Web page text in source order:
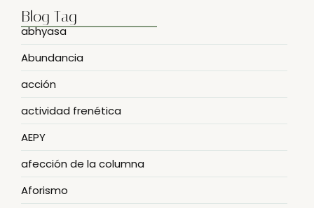
Blog Tag
abhyasa
Abundancia
acción
actividad frenética
AEPY
afección de la columna
Aforismo